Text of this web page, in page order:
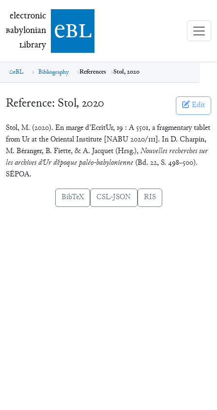
electronic Babylonian Library (eBL)
electronic
Babylonian
Library ebl
eBL Bibliography References Stol, 2020
Reference: Stol, 2020 Edit
Stol, M. (2020). En marge d’EcritUr, 19 : A 5501, a fragmentary tablet
from Ur at the Oriental Institute [NABU 2020/111]. In D. Charpin,
M. Béranger, B. Fiette, & A. Jacquet (Hrsg.),Nouvelles recherches sur
les archives d’Ur d’époque paléo-babylonienne (Bd. 22, S. 498–500).
SÉPOA.
BibTeX CSL-JSON RIS